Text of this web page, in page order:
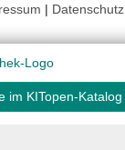
| Datenschutz
im KITopen-Katalog